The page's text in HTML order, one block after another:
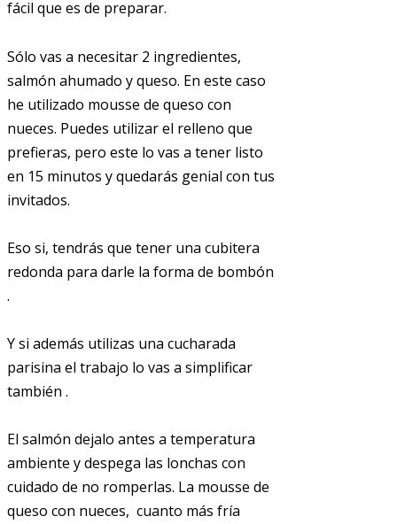
fácil que es de preparar.
Sólo vas a necesitar 2 ingredientes,
salmón ahumado y queso. En este caso
he utilizado mousse de queso con
nueces. Puedes utilizar el relleno que
prefieras, pero este lo vas a tener listo
en 15 minutos y quedarás genial con tus
invitados.
Eso si, tendrás que tener una cubitera
redonda para darle la forma de bombón
.
Y si además utilizas una cucharada
parisina el trabajo lo vas a simplificar
también .
El salmón dejalo antes a temperatura
ambiente y despega las lonchas con
cuidado de no romperlas. La mousse de
queso con nueces, cuanto más fría